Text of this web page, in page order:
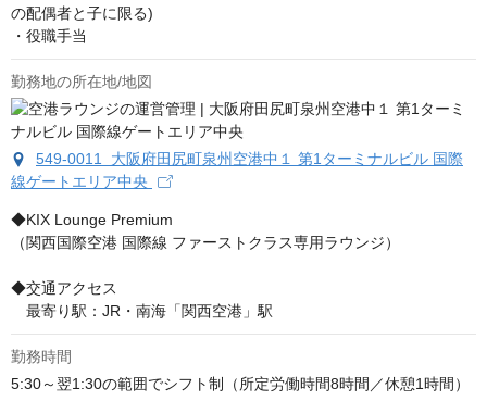
の配偶者と子に限る)
・役職手当
勤務地の所在地/地図
549-0011 大阪府田尻町泉州空港中１ 第1ターミナルビル 国際
線ゲートエリア中央
◆KIX Lounge Premium
（関西国際空港 国際線 ファーストクラス専用ラウンジ）
◆交通アクセス
最寄り駅：JR・南海「関西空港」駅
勤務時間
5:30～翌1:30の範囲でシフト制（所定労働時間8時間／休憩1時間）